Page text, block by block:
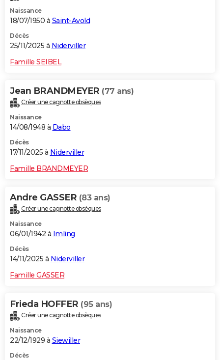
Naissance
18/07/1950 à Saint-Avold
Décès
25/11/2025 à Niderviller
Famille SEIBEL
Jean BRANDMEYER (77 ans)
Créer une cagnotte obsèques
Naissance
14/08/1948 à Dabo
Décès
17/11/2025 à Niderviller
Famille BRANDMEYER
Andre GASSER (83 ans)
Créer une cagnotte obsèques
Naissance
06/01/1942 à Imling
Décès
14/11/2025 à Niderviller
Famille GASSER
Frieda HOFFER (95 ans)
Créer une cagnotte obsèques
Naissance
22/12/1929 à Siewiller
Décès